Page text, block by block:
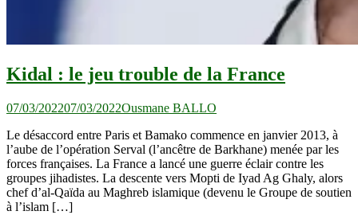
Kidal : le jeu trouble de la France
07/03/202207/03/2022Ousmane BALLO
Le désaccord entre Paris et Bamako commence en janvier 2013, à
l’aube de l’opération Serval (l’ancêtre de Barkhane) menée par les
forces françaises. La France a lancé une guerre éclair contre les
groupes jihadistes. La descente vers Mopti de Iyad Ag Ghaly, alors
chef d’al-Qaïda au Maghreb islamique (devenu le Groupe de soutien
à l’islam […]